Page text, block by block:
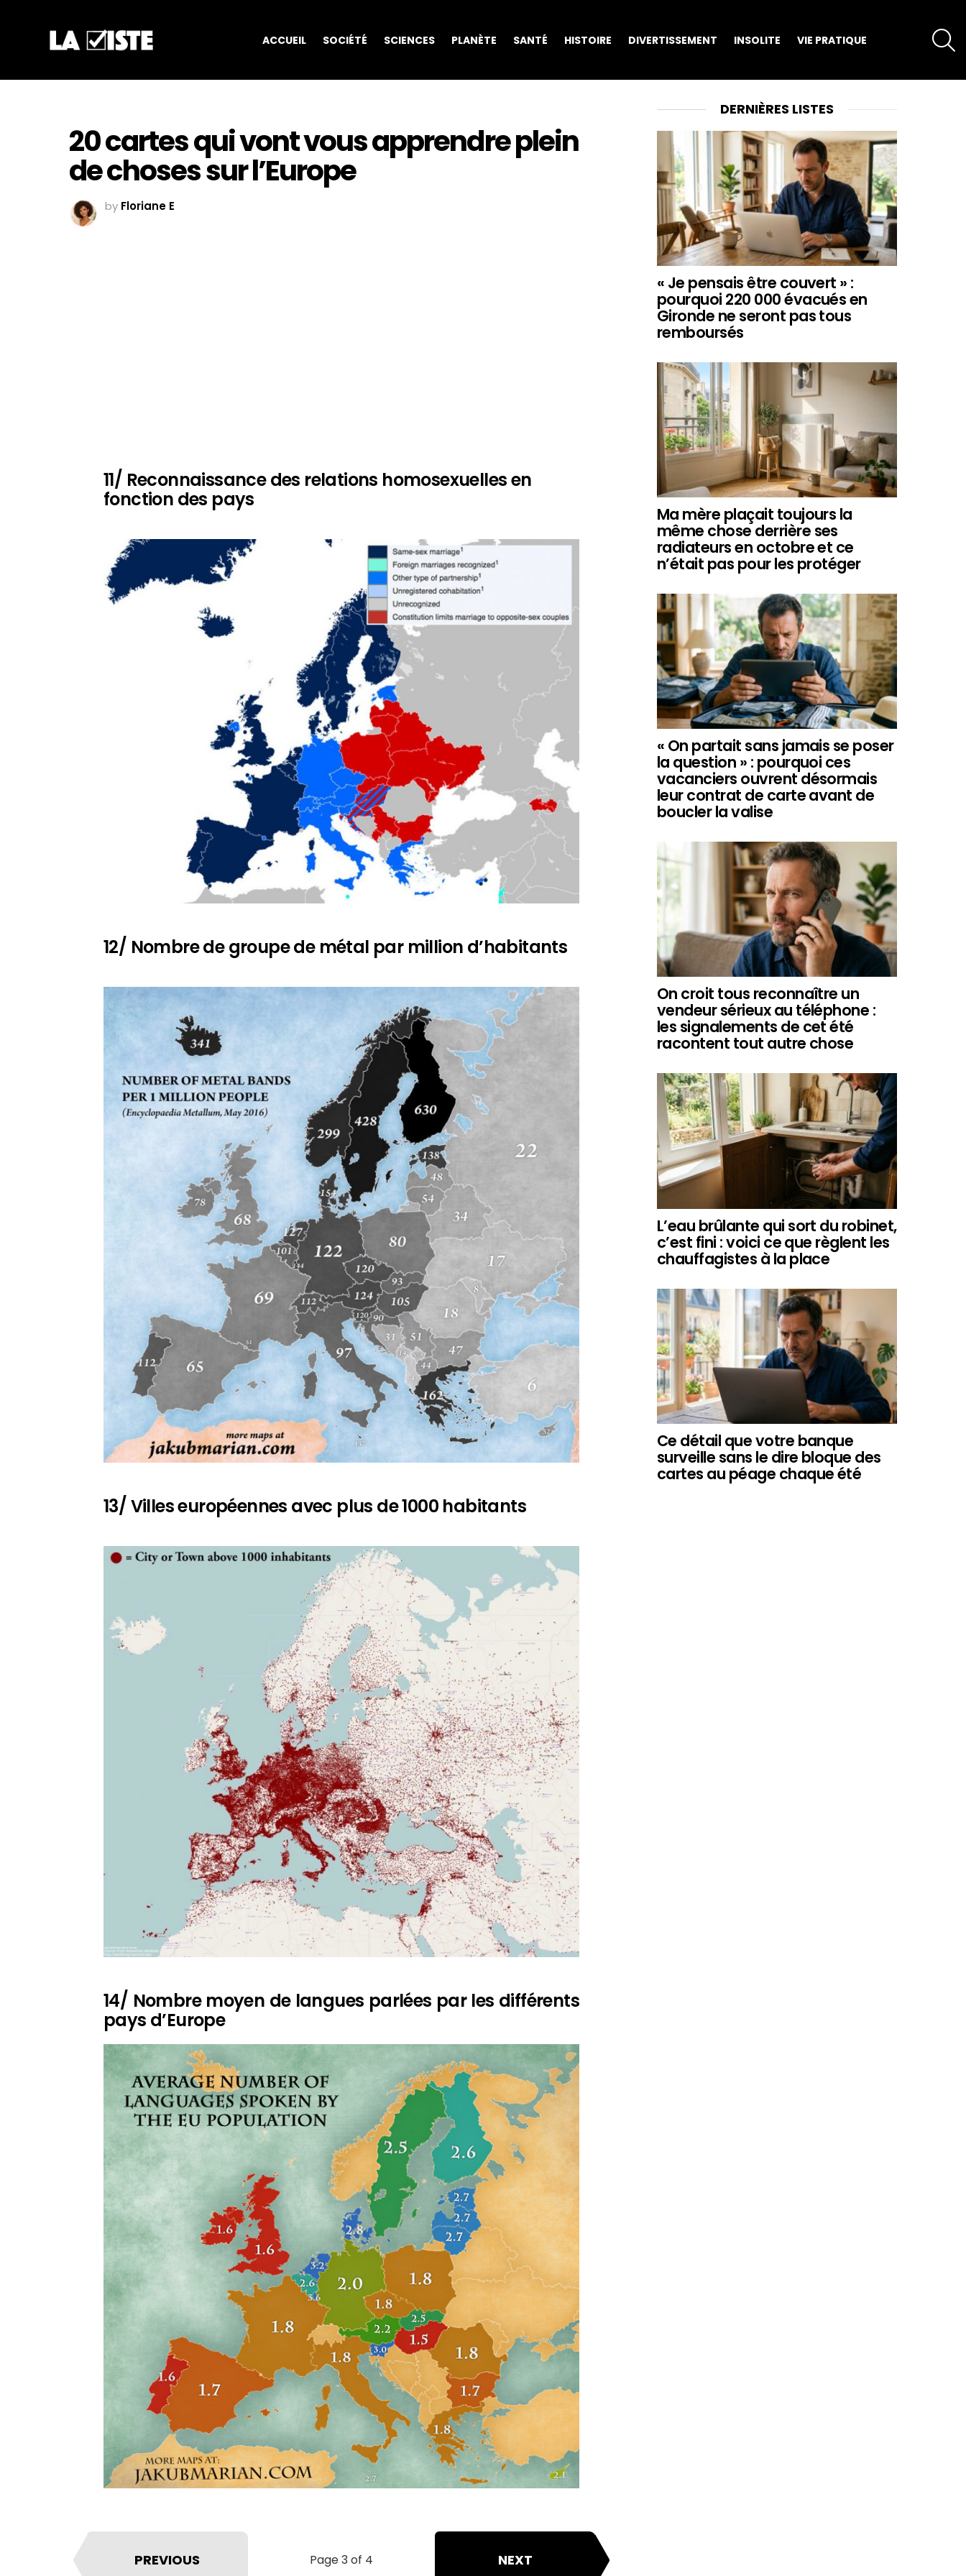
ACCUEIL SOCIÉTÉ SCIENCES PLANÈTE SANTÉ HISTOIRE DIVERTISSEMENT INSOLITE VIE PRATIQUE
20 cartes qui vont vous apprendre plein
de choses sur l’Europe
by Floriane E
11/ Reconnaissance des relations homosexuelles en
fonction des pays
12/ Nombre de groupe de métal par million d’habitants
13/ Villes européennes avec plus de 1000 habitants
14/ Nombre moyen de langues parlées par les différents
pays d’Europe
Page 3 of 4
PREVIOUS NEXT
DERNIÈRES LISTES
« Je pensais être couvert » :
pourquoi 220 000 évacués en
Gironde ne seront pas tous
remboursés
Ma mère plaçait toujours la
même chose derrière ses
radiateurs en octobre et ce
n’était pas pour les protéger
« On partait sans jamais se poser
la question » : pourquoi ces
vacanciers ouvrent désormais
leur contrat de carte avant de
boucler la valise
On croit tous reconnaître un
vendeur sérieux au téléphone :
les signalements de cet été
racontent tout autre chose
L’eau brûlante qui sort du robinet,
c’est fini : voici ce que règlent les
chauffagistes à la place
Ce détail que votre banque
surveille sans le dire bloque des
cartes au péage chaque été